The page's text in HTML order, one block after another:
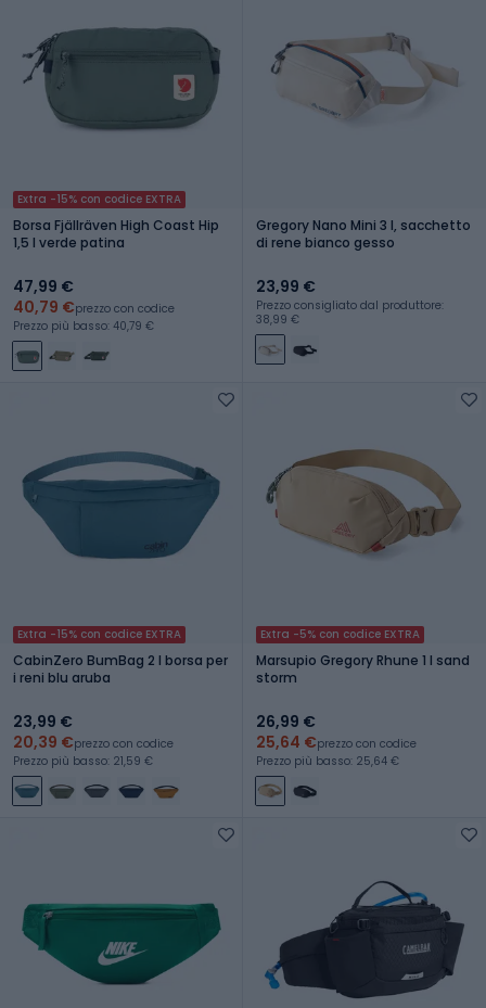
Extra -15% con codice EXTRA
Borsa Fjällräven High Coast Hip
1,5 l verde patina
47,99 €
40,79 €prezzo con codice
Prezzo più basso: 40,79 €
Gregory Nano Mini 3 l, sacchetto
di rene bianco gesso
23,99 €
Prezzo consigliato dal produttore:
38,99 €
Extra -15% con codice EXTRA
CabinZero BumBag 2 l borsa per
i reni blu aruba
23,99 €
20,39 €prezzo con codice
Prezzo più basso: 21,59 €
Extra -5% con codice EXTRA
Marsupio Gregory Rhune 1 l sand
storm
26,99 €
25,64 €prezzo con codice
Prezzo più basso: 25,64 €